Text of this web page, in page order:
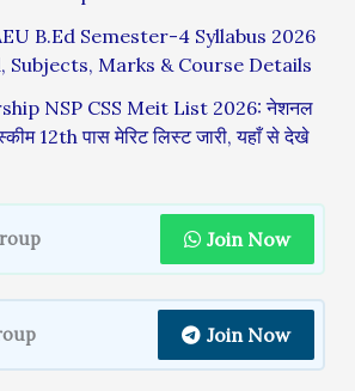
B.Ed Semester-4 Syllabus 2026
Subjects, Marks & Course Details
NSP CSS Meit List 2026: नेशनल
12th पास मेरिट लिस्ट जारी, यहाँ से देखे
Join Now
Join Now